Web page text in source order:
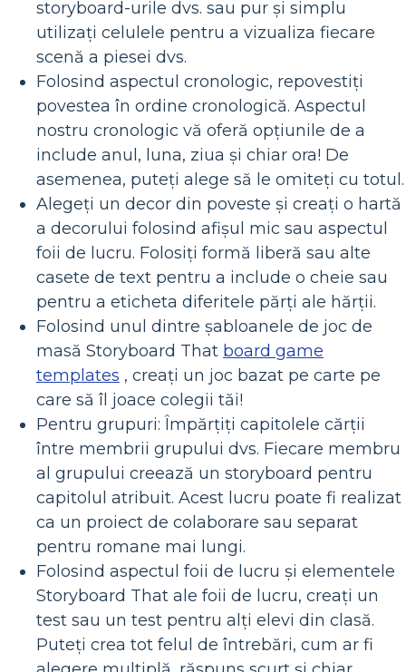
storyboard-urile dvs. sau pur și simplu
utilizați celulele pentru a vizualiza fiecare
scenă a piesei dvs.
Folosind aspectul cronologic, repovestiți
povestea în ordine cronologică. Aspectul
nostru cronologic vă oferă opțiunile de a
include anul, luna, ziua și chiar ora! De
asemenea, puteți alege să le omiteți cu totul.
Alegeți un decor din poveste și creați o hartă
a decorului folosind afișul mic sau aspectul
foii de lucru. Folosiți formă liberă sau alte
casete de text pentru a include o cheie sau
pentru a eticheta diferitele părți ale hărții.
Folosind unul dintre șabloanele de joc de
masă Storyboard That board game
templates , creați un joc bazat pe carte pe
care să îl joace colegii tăi!
Pentru grupuri: Împărțiți capitolele cărții
între membrii grupului dvs. Fiecare membru
al grupului creează un storyboard pentru
capitolul atribuit. Acest lucru poate fi realizat
ca un proiect de colaborare sau separat
pentru romane mai lungi.
Folosind aspectul foii de lucru și elementele
Storyboard That ale foii de lucru, creați un
test sau un test pentru alți elevi din clasă.
Puteți crea tot felul de întrebări, cum ar fi